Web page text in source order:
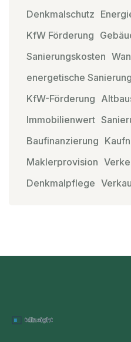
Denkmalschutz
KfW Förderung
Sanierungskosten
energetische Sanierung
KfW-Förderung
Immobilienwert
Baufinanzierung
Maklerprovision
Denkmalpflege